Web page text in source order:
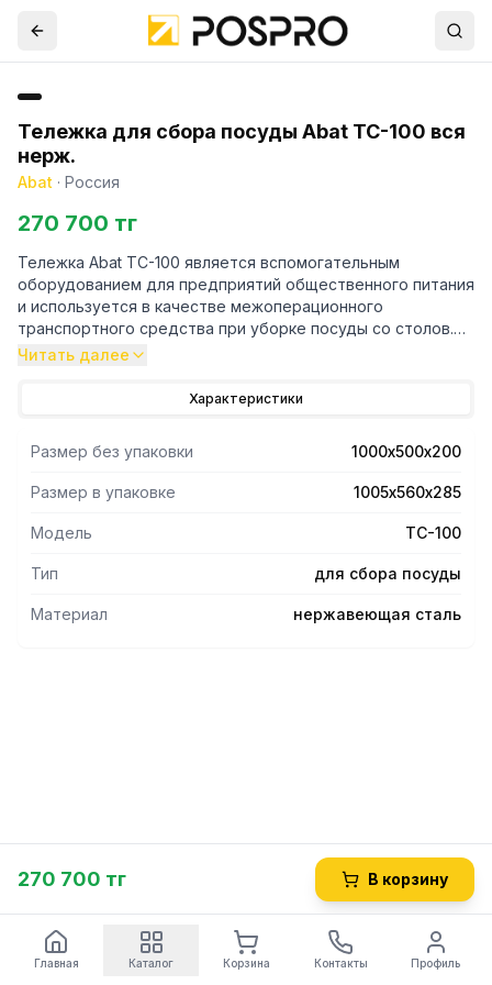
Тележка для сбора посуды Abat ТС-100 вся
нерж.
Abat · Россия
270 700 тг
Тележка Abat ТС-100 является вспомогательным
оборудованием для предприятий общественного питания
и используется в качестве межоперационного
транспортного средства при уборке посуды со столов.
высококачественной нержавеющей стали.
1/1x150 и GN 2/1x200.
-Допустимая нагрузка 40 кг.
Читать далее
Характеристики
Размер без упаковки 1000х500х200
Размер в упаковке 1005х560х285
Модель ТС-100
Тип для сбора посуды
Материал нержавеющая сталь
270 700 тг В корзину
Главная Каталог Корзина Контакты Профиль